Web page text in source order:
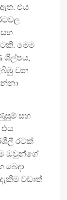
එය
මෙම
ශිල්පය,
වන
සහ
එය
රටක්
ඔවුන්ගේ
බෙදා
වඩාත්